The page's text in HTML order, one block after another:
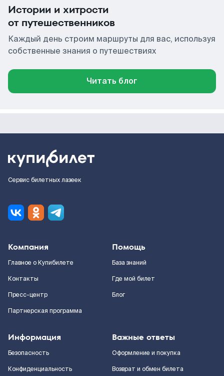
Истории и хитрости
от путешественников
Каждый день строим маршруты для вас, используя
собственные знания о путешествиях
Читать блог
Сервис билетных лазеек
Компания
Главное о Купибилете
Контакты
Пресс-центр
Партнерская программа
Помощь
База знаний
Где мой билет
Блог
Информация
Безопасность
Конфиденциальность
Важные ответы
Оформление и покупка
Возврат и обмен билета